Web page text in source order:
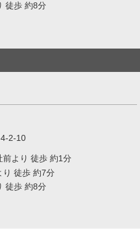
徒歩 約8分
2-10
前より 徒歩 約1分
り 徒歩 約7分
徒歩 約8分